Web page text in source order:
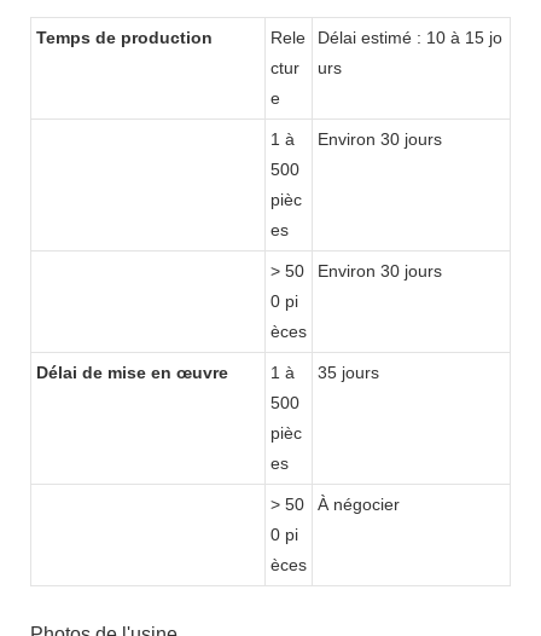
Temps de production
Rele
ctur
e
Délai estimé : 10 à 15 jo
urs
1 à
500
pièc
es
Environ 30 jours
> 50
0 pi
èces
Environ 30 jours
Délai de mise en œuvre
1 à
500
pièc
es
35 jours
> 50
0 pi
èces
À négocier